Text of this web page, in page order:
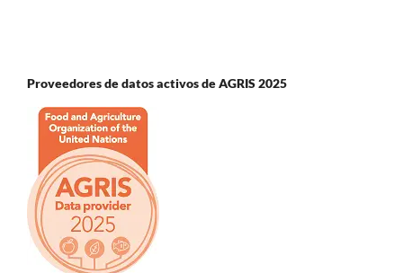
Proveedores de datos activos de AGRIS 2025